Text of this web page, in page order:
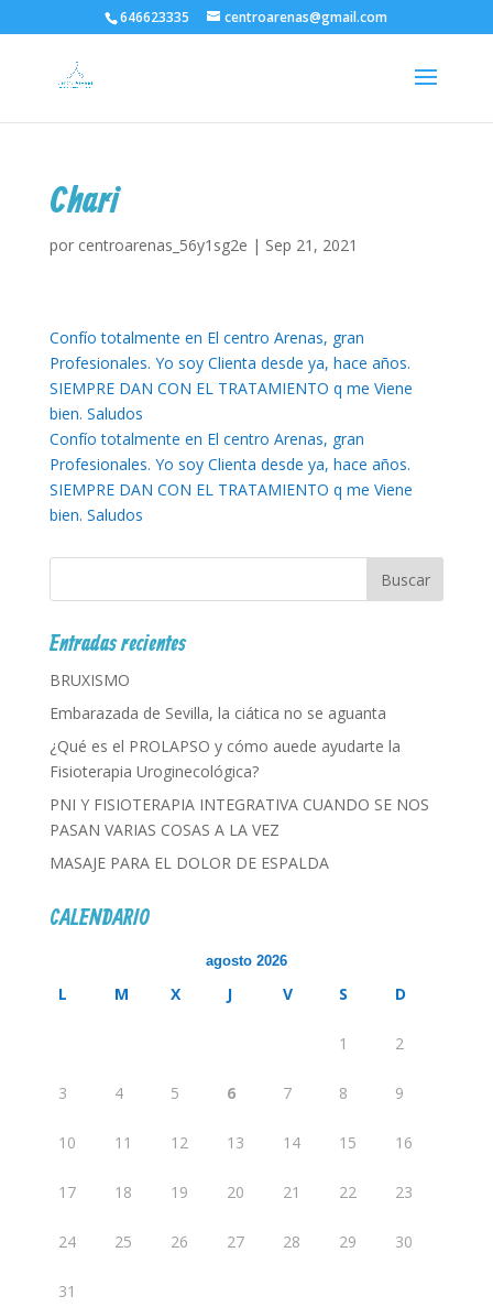
646623335 centroarenas@gmail.com
Chari
por centroarenas_56y1sg2e | Sep 21, 2021
Confío totalmente en El centro Arenas, gran
Profesionales. Yo soy Clienta desde ya, hace años.
SIEMPRE DAN CON EL TRATAMIENTO q me Viene
bien. Saludos
Confío totalmente en El centro Arenas, gran
Profesionales. Yo soy Clienta desde ya, hace años.
SIEMPRE DAN CON EL TRATAMIENTO q me Viene
bien. Saludos
Entradas recientes
BRUXISMO
Embarazada de Sevilla, la ciática no se aguanta
¿Qué es el PROLAPSO y cómo auede ayudarte la
Fisioterapia Uroginecológica?
PNI Y FISIOTERAPIA INTEGRATIVA CUANDO SE NOS
PASAN VARIAS COSAS A LA VEZ
MASAJE PARA EL DOLOR DE ESPALDA
CALENDARIO
agosto 2026
L M X J V S D
1 2
3 4 5 6 7 8 9
10 11 12 13 14 15 16
17 18 19 20 21 22 23
24 25 26 27 28 29 30
31